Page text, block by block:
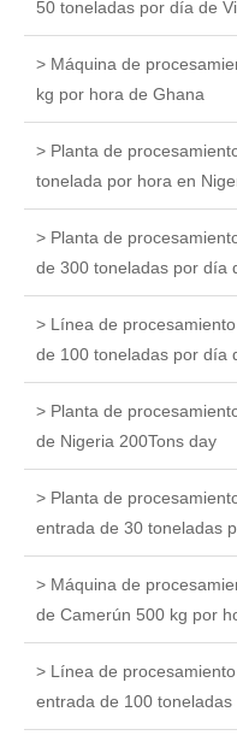
50 toneladas por día de
> Máquina de
kg por hora de Ghana
> Planta de
tonelada por hora en
> Planta de
de 300 toneladas por día
> Línea de
de 100 toneladas por día
> Planta de
de Nigeria 200Tons day
> Planta de
entrada de 30 toneladas
> Máquina de
de Camerún 500 kg por
> Línea de
entrada de 100